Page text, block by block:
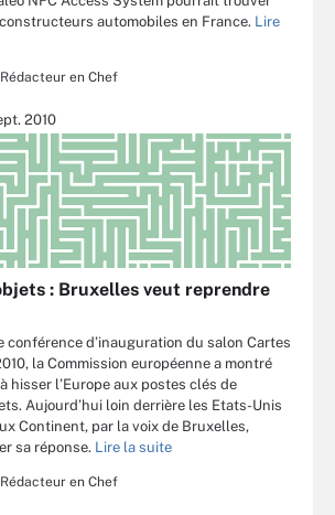
automobiles en France. Lire
Rédacteur en Chef
2010
: Bruxelles veut reprendre
conférence d’inauguration du salon Cartes
la Commission européenne a montré
hisser l’Europe aux postes clés de
Aujourd’hui loin derrière les Etats-Unis
Continent, par la voix de Bruxelles,
sa réponse. Lire la suite
Rédacteur en Chef